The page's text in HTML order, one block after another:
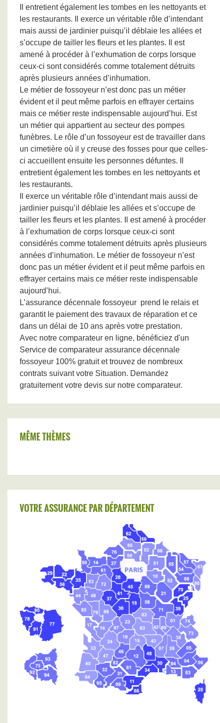
Il entretient également les tombes en les nettoyants et
les restaurants. Il exerce un véritable rôle d’intendant
mais aussi de jardinier puisqu’il déblaie les allées et
s’occupe de tailler les fleurs et les plantes. Il est
amené à procéder à l’exhumation de corps lorsque
ceux-ci sont considérés comme totalement détruits
après plusieurs années d’inhumation.
Le métier de fossoyeur n’est donc pas un métier
évident et il peut même parfois en effrayer certains
mais ce métier reste indispensable aujourd’hui. Est
un métier qui appartient au secteur des pompes
funèbres. Le rôle d’un fossoyeur est de travailler dans
un cimetière où il y creuse des fosses pour que celles-
ci accueillent ensuite les personnes défuntes. Il
entretient également les tombes en les nettoyants et
les restaurants.
Il exerce un véritable rôle d’intendant mais aussi de
jardinier puisqu’il déblaie les allées et s’occupe de
tailler les fleurs et les plantes. Il est amené à procéder
à l’exhumation de corps lorsque ceux-ci sont
considérés comme totalement détruits après plusieurs
années d’inhumation. Le métier de fossoyeur n’est
donc pas un métier évident et il peut même parfois en
effrayer certains mais ce métier reste indispensable
aujourd’hui.
L’assurance décennale fossoyeur prend le relais et
garantit le paiement des travaux de réparation et ce
dans un délai de 10 ans après votre prestation.
Avec notre comparateur en ligne, bénéficiez d'un
Service de comparateur assurance décennale
fossoyeur 100% gratuit et trouvez de nombreux
contrats suivant votre Situation. Demandez
gratuitement votre devis sur notre comparateur.
MÊME THÈMES
VOTRE ASSURANCE PAR DÉPARTEMENT